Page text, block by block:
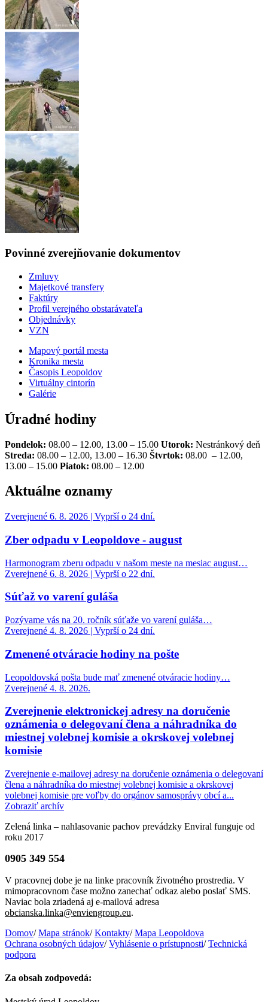
Povinné zverejňovanie dokumentov
Zmluvy
Majetkové transfery
Faktúry
Profil verejného obstarávateľa
Objednávky
VZN
Mapový portál mesta
Kronika mesta
Časopis Leopoldov
Virtuálny cintorín
Galérie
Úradné hodiny
Pondelok: 08.00 – 12.00, 13.00 – 15.00 Utorok: Nestránkový deň
Streda: 08.00 – 12.00, 13.00 – 16.30 Štvrtok: 08.00 – 12.00,
13.00 – 15.00 Piatok: 08.00 – 12.00
Aktuálne oznamy
Zverejnené 6. 8. 2026 | Vyprší o 24 dní.
Zber odpadu v Leopoldove - august
Harmonogram zberu odpadu v našom meste na mesiac august…
Zverejnené 6. 8. 2026 | Vyprší o 22 dní.
Súťaž vo varení guláša
Pozývame vás na 20. ročník súťaže vo varení guláša…
Zverejnené 4. 8. 2026 | Vyprší o 24 dní.
Zmenené otváracie hodiny na pošte
Leopoldovská pošta bude mať zmenené otváracie hodiny…
Zverejnené 4. 8. 2026.
Zverejnenie elektronickej adresy na doručenie
oznámenia o delegovaní člena a náhradníka do
miestnej volebnej komisie a okrskovej volebnej
komisie
Zverejnenie e-mailovej adresy na doručenie oznámenia o delegovaní
člena a náhradníka do miestnej volebnej komisie a okrskovej
volebnej komisie pre voľby do orgánov samosprávy obcí a...
Zobraziť archív
Zelená linka – nahlasovanie pachov prevádzky Enviral funguje od
roku 2017
0905 349 554
V pracovnej dobe je na linke pracovník životného prostredia. V
mimopracovnom čase možno zanechať odkaz alebo poslať SMS.
Naviac bola zriadená aj e-mailová adresa
obcianska.linka@enviengroup.eu.
Domov/ Mapa stránok/ Kontakty/ Mapa Leopoldova
Ochrana osobných údajov/ Vyhlásenie o prístupnosti/ Technická
podpora
Za obsah zodpovedá: